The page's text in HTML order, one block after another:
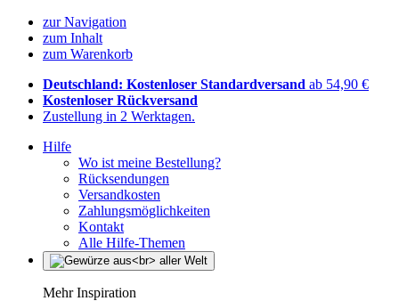
zur Navigation
zum Inhalt
zum Warenkorb
Deutschland: Kostenloser Standardversand ab 54,90 €
Kostenloser Rückversand
Zustellung in 2 Werktagen.
Hilfe
Wo ist meine Bestellung?
Rücksendungen
Versandkosten
Zahlungsmöglichkeiten
Kontakt
Alle Hilfe-Themen
Mehr Inspiration